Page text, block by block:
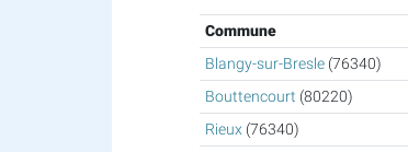
Commune
Blangy-sur-Bresle(76340)
Bouttencourt (80220)
Rieux(76340)